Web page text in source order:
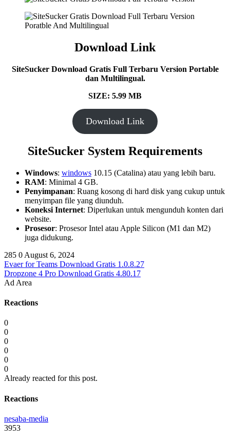
Download Link
SiteSucker Download Gratis Full Terbaru Version Portable
dan Multilingual.
SIZE: 5.99 MB
Download Link
SiteSucker System Requirements
Windows: windows 10.15 (Catalina) atau yang lebih baru.
RAM: Minimal 4 GB.
Penyimpanan: Ruang kosong di hard disk yang cukup untuk
menyimpan file yang diunduh.
Koneksi Internet: Diperlukan untuk mengunduh konten dari
website.
Prosesor: Prosesor Intel atau Apple Silicon (M1 dan M2)
juga didukung.
285 0 August 6, 2024
Evaer for Teams Download Gratis 1.0.8.27
Dropzone 4 Pro Download Gratis 4.80.17
Ad Area
Reactions
0
0
0
0
0
0
Already reacted for this post.
Reactions
nesaba-media
3953